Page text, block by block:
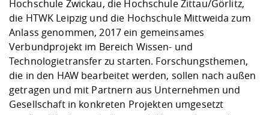
Hochschule Zwickau, die Hochschule Zittau/Görlitz,
die HTWK Leipzig und die Hochschule Mittweida zum
Anlass genommen, 2017 ein gemeinsames
Verbundprojekt im Bereich Wissen- und
Technologietransfer zu starten. Forschungsthemen,
die in den HAW bearbeitet werden, sollen nach außen
getragen und mit Partnern aus Unternehmen und
Gesellschaft in konkreten Projekten umgesetzt